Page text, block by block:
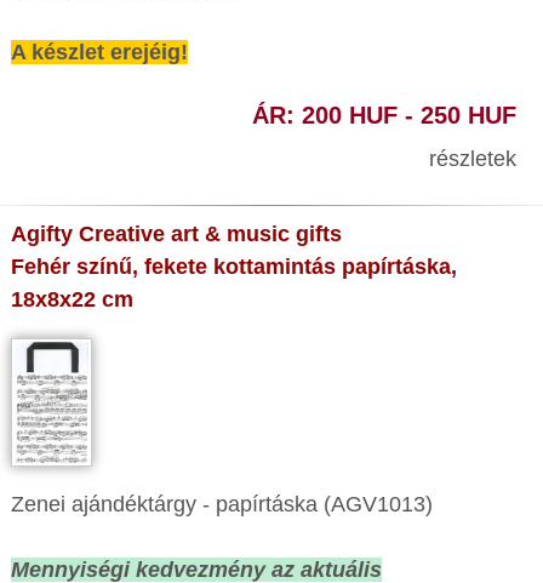
A készlet erejéig!
ÁR: 200 HUF - 250 HUF
részletek
Agifty Creative art & music gifts
Fehér színű, fekete kottamintás papírtáska,
18x8x22 cm
Zenei ajándéktárgy - papírtáska (AGV1013)
Mennyiségi kedvezmény az aktuális